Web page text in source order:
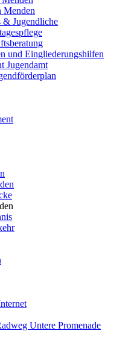
Menden
& Jugendliche
und Eingliederungshilfen
Jugendamt
Untere Promenade